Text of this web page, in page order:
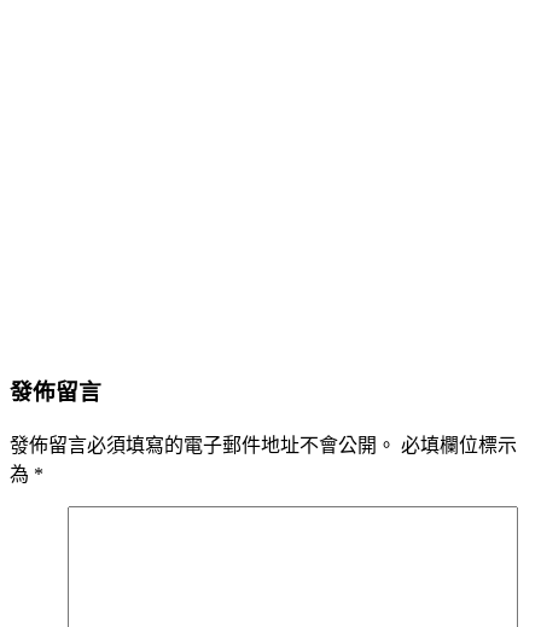
發佈留言
發佈留言必須填寫的電子郵件地址不會公開。 必填欄位標示
為 *